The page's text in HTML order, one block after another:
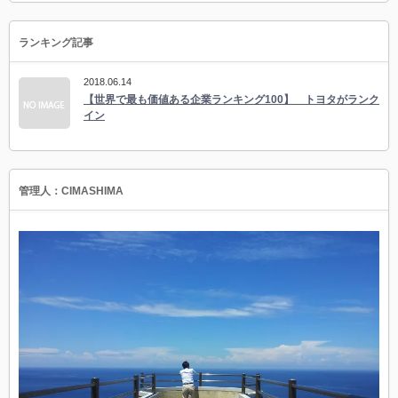
ランキング記事
2018.06.14
【世界で最も価値ある企業ランキング100】 トヨタがランク
イン
管理人：CIMASHIMA